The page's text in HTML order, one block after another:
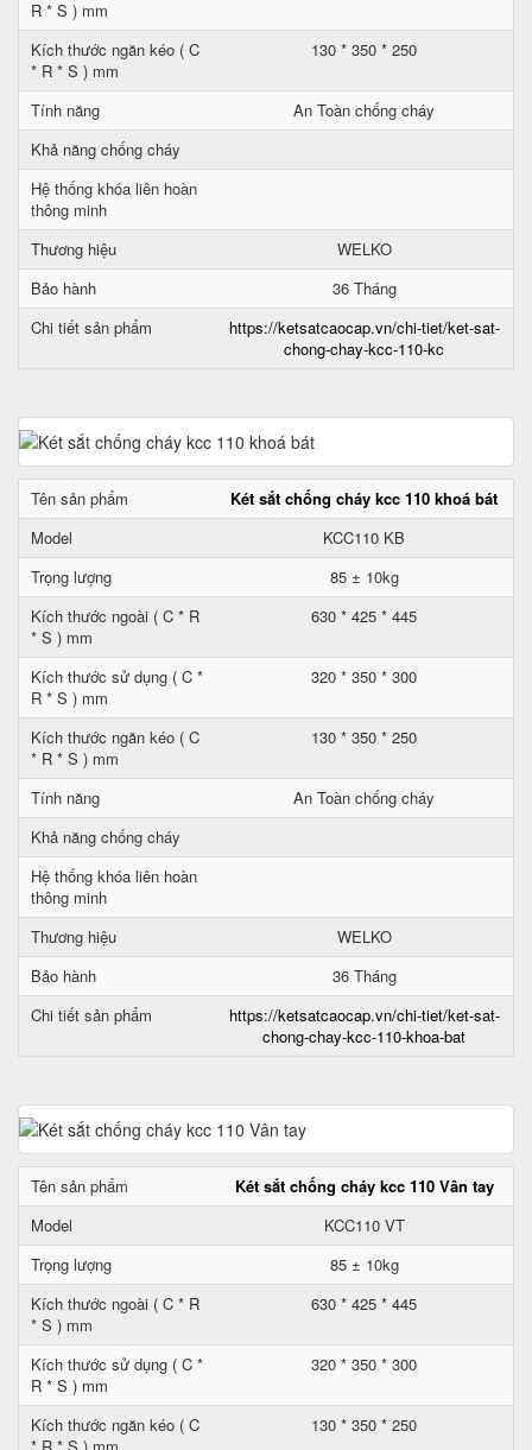
R * S ) mm
Kích thước ngăn kéo ( C
* R * S ) mm
130 * 350 * 250
Tính năng
An Toàn chống cháy
Khả năng chống cháy
Hệ thống khóa liên hoàn
thông minh
Thương hiệu
WELKO
Bảo hành
36 Tháng
Chi tiết sản phẩm
https://ketsatcaocap.vn/chi-tiet/ket-sat-
chong-chay-kcc-110-kc
Tên sản phẩm
Két sắt chống cháy kcc 110 khoá bát
Model
KCC110 KB
Trọng lượng
85 ± 10kg
Kích thước ngoài ( C * R
* S ) mm
630 * 425 * 445
Kích thước sử dụng ( C *
R * S ) mm
320 * 350 * 300
Kích thước ngăn kéo ( C
* R * S ) mm
130 * 350 * 250
Tính năng
An Toàn chống cháy
Khả năng chống cháy
Hệ thống khóa liên hoàn
thông minh
Thương hiệu
WELKO
Bảo hành
36 Tháng
Chi tiết sản phẩm
https://ketsatcaocap.vn/chi-tiet/ket-sat-
chong-chay-kcc-110-khoa-bat
Tên sản phẩm
Két sắt chống cháy kcc 110 Vân tay
Model
KCC110 VT
Trọng lượng
85 ± 10kg
Kích thước ngoài ( C * R
* S ) mm
630 * 425 * 445
Kích thước sử dụng ( C *
R * S ) mm
320 * 350 * 300
Kích thước ngăn kéo ( C
130 * 350 * 250